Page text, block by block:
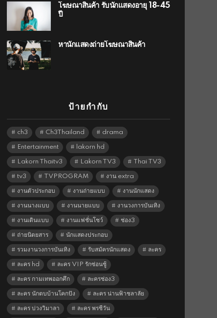
โฆษณาสินค้า รับนักแสดงอายุ 18-45
ปี
หานักแสดงถ่ายโฆษณาสินค้า
ป้ายกำกับ
ch3 Ch3Thailand drama
Entertainment lakorn hd
Lakorn Thaitv3 Lakorn TV3 Thai TV3
tv3 TVPROGRAM งาน extra
งานตัวประกอบ งานถ่ายแบบ งานนักแสดง
งานนางแบบ งานนายแบบ งานวงการบันเทิง
งานเดินแบบ งานแฟชั่นโชว์ ช่อง3
ถ่ายนิตยสาร นักแสดงประกอบ
รวมงานวงการบันเทิง รับสมัครนักแสดง ละคร
ละคร hd ละคร VIP รักซ่อนชู้
ละคร กามเทพออกศึก ละครช่อง3
ละคร นักตบบ้านโคกปัง ละคร น่านฟ้าชลาลัย
ละคร บ่วงวิมาลา ละคร พรชีวัน